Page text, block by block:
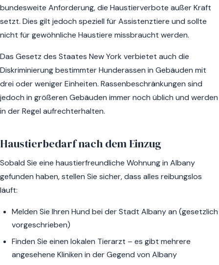
bundesweite Anforderung, die Haustierverbote außer Kraft
setzt. Dies gilt jedoch speziell für Assistenztiere und sollte
nicht für gewöhnliche Haustiere missbraucht werden.
Das Gesetz des Staates New York verbietet auch die
Diskriminierung bestimmter Hunderassen in Gebäuden mit
drei oder weniger Einheiten. Rassenbeschränkungen sind
jedoch in größeren Gebäuden immer noch üblich und werden
in der Regel aufrechterhalten.
Haustierbedarf nach dem Einzug
Sobald Sie eine haustierfreundliche Wohnung in Albany
gefunden haben, stellen Sie sicher, dass alles reibungslos
läuft:
Melden Sie Ihren Hund bei der Stadt Albany an (gesetzlich
vorgeschrieben)
Finden Sie einen lokalen Tierarzt – es gibt mehrere
angesehene Kliniken in der Gegend von Albany